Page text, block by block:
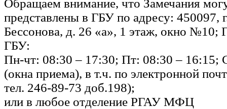
Обращаем внимание, что Замечания
представлены в ГБУ по адресу: 450097,
Бессонова, д. 26 «а», 1 этаж, окно №10;
ГБУ:
Пн-чт: 08:30 – 17:30; Пт: 08:30 – 16:15;
(окна приема), в т.ч. по электронной
тел. 246-89-73 доб.198);
или в любое отделение РГАУ МФЦ